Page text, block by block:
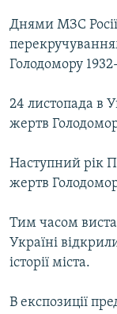
Днями МЗС Росії
Голодомору
24 листопада в
жертв
Наступний рік
жертв
Тим часом
Україні
історії міста.
В експозиції